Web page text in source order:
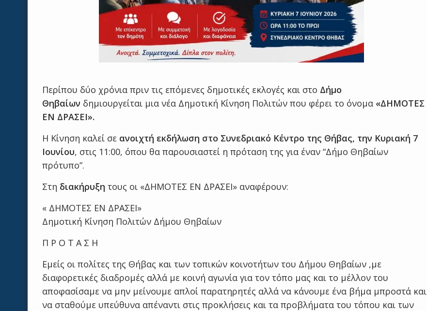
Περίπου δύο χρόνια πριν τις επόμενες δημοτικές εκλογές και στο Δήμο
Θηβαίων δημιουργείται μια νέα Δημοτική Κίνηση Πολιτών που φέρει το όνομα «ΔΗΜΟΤΕΣ
ΕΝ ΔΡΑΣΕΙ».
Η Κίνηση καλεί σε ανοιχτή εκδήλωση στο Συνεδριακό Κέντρο της Θήβας, την Κυριακή 7
Ιουνίου, στις 11:00, όπου θα παρουσιαστεί η πρόταση της για έναν “Δήμο Θηβαίων
πρότυπο”.
Στη διακήρυξη τους οι «ΔΗΜΟΤΕΣ ΕΝ ΔΡΑΣΕΙ» αναφέρουν:
« ΔΗΜΟΤΕΣ ΕΝ ΔΡΑΣΕΙ»
Δημοτική Κίνηση Πολιτών Δήμου Θηβαίων
Π Ρ Ο Τ Α Σ Η
Εμείς οι πολίτες της Θήβας και των τοπικών κοινοτήτων του Δήμου Θηβαίων ,με
διαφορετικές διαδρομές αλλά με κοινή αγωνία για τον τόπο μας και το μέλλον του
αποφασίσαμε να μην μείνουμε απλοί παρατηρητές αλλά να κάνουμε ένα βήμα μπροστά και
να σταθούμε υπεύθυνα απέναντι στις προκλήσεις και τα προβλήματα του τόπου και των